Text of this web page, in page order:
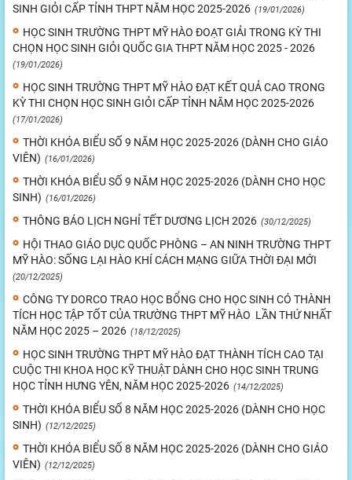
SINH GIỎI CẤP TỈNH THPT NĂM HỌC 2025-2026 (19/01/2026)
HỌC SINH TRƯỜNG THPT MỸ HÀO ĐOẠT GIẢI TRONG KỲ THI
CHỌN HỌC SINH GIỎI QUỐC GIA THPT NĂM HỌC 2025 - 2026
(19/01/2026)
HỌC SINH TRƯỜNG THPT MỸ HÀO ĐẠT KẾT QUẢ CAO TRONG
KỲ THI CHỌN HỌC SINH GIỎI CẤP TỈNH NĂM HỌC 2025-2026
(17/01/2026)
THỜI KHÓA BIỂU SỐ 9 NĂM HỌC 2025-2026 (DÀNH CHO GIÁO
VIÊN) (16/01/2026)
THỜI KHÓA BIỂU SỐ 9 NĂM HỌC 2025-2026 (DÀNH CHO HỌC
SINH) (16/01/2026)
THÔNG BÁO LỊCH NGHỈ TẾT DƯƠNG LỊCH 2026 (30/12/2025)
HỘI THAO GIÁO DỤC QUỐC PHÒNG – AN NINH TRƯỜNG THPT
MỸ HÀO: SỐNG LẠI HÀO KHÍ CÁCH MẠNG GIỮA THỜI ĐẠI MỚI
(20/12/2025)
CÔNG TY DORCO TRAO HỌC BỔNG CHO HỌC SINH CÓ THÀNH
TÍCH HỌC TẬP TỐT CỦA TRƯỜNG THPT MỸ HÀO LẦN THỨ NHẤT
NĂM HỌC 2025 – 2026 (18/12/2025)
HỌC SINH TRƯỜNG THPT MỸ HÀO ĐẠT THÀNH TÍCH CAO TẠI
CUỘC THI KHOA HỌC KỸ THUẬT DÀNH CHO HỌC SINH TRUNG
HỌC TỈNH HƯNG YÊN, NĂM HỌC 2025-2026 (14/12/2025)
THỜI KHÓA BIỂU SỐ 8 NĂM HỌC 2025-2026 (DÀNH CHO HỌC
SINH) (12/12/2025)
THỜI KHÓA BIỂU SỐ 8 NĂM HỌC 2025-2026 (DÀNH CHO GIÁO
VIÊN) (12/12/2025)